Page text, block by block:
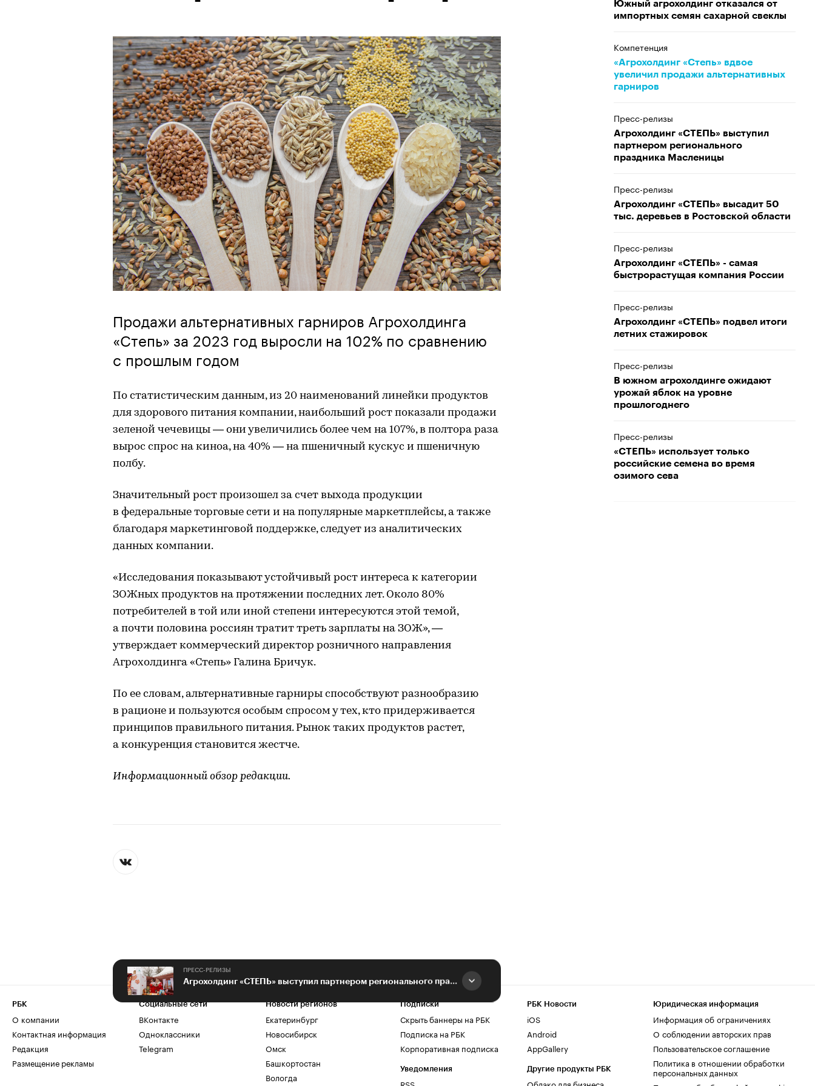
Продажи альтернативных гарниров Агрохолдинга
«Степь» за 2023 год выросли на 102% по сравнению
с прошлым годом
По статистическим данным, из 20 наименований линейки продуктов
для здорового питания компании, наибольший рост показали продажи
зеленой чечевицы — они увеличились более чем на 107%, в полтора раза
вырос спрос на киноа, на 40% — на пшеничный кускус и пшеничную
полбу.
Значительный рост произошел за счет выхода продукции
в федеральные торговые сети и на популярные маркетплейсы, а также
благодаря маркетинговой поддержке, следует из аналитических
данных компании.
«Исследования показывают устойчивый рост интереса к категории
ЗОЖных продуктов на протяжении последних лет. Около 80%
потребителей в той или иной степени интересуются этой темой,
а почти половина россиян тратит треть зарплаты на ЗОЖ», —
утверждает коммерческий директор розничного направления
Агрохолдинга «Степь» Галина Бричук.
По ее словам, альтернативные гарниры способствуют разнообразию
в рационе и пользуются особым спросом у тех, кто придерживается
принципов правильного питания. Рынок таких продуктов растет,
а конкуренция становится жестче.
Информационный обзор редакции.
ПРЕСС-РЕЛИЗЫ
Агрохолдинг «СТЕПЬ» выступил партнером регионального праздника Масленицы
Южный агрохолдинг отказался от
импортных семян сахарной свеклы
Компетенция
«Агрохолдинг «Степь» вдвое
увеличил продажи альтернативных
гарниров
Пресс-релизы
Агрохолдинг «СТЕПЬ» выступил
партнером регионального
праздника Масленицы
Пресс-релизы
Агрохолдинг «СТЕПЬ» высадит 50
тыс. деревьев в Ростовской области
Пресс-релизы
Агрохолдинг «СТЕПЬ» - самая
быстрорастущая компания России
Пресс-релизы
Агрохолдинг «СТЕПЬ» подвел итоги
летних стажировок
Пресс-релизы
В южном агрохолдинге ожидают
урожай яблок на уровне
прошлогоднего
Пресс-релизы
«СТЕПЬ» использует только
российские семена во время
озимого сева
РБК
О компании
Контактная информация
Редакция
Размещение рекламы
Социальные сети
ВКонтакте
Одноклассники
Telegram
Новости регионов
Екатеринбург
Новосибирск
Омск
Башкортостан
Вологда
Подписки
Скрыть баннеры на РБК
Подписка на РБК
Корпоративная подписка
Уведомления
RSS
РБК Новости
iOS
Android
AppGallery
Другие продукты РБК
Облако для бизнеса
Юридическая информация
Информация об ограничениях
О соблюдении авторских прав
Пользовательское соглашение
Политика в отношении обработки
персональных данных